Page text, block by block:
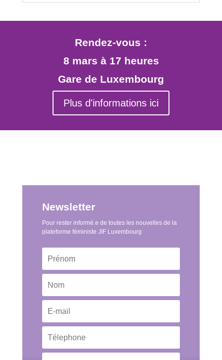
Rendez-vous :
8 mars à 17 heures
Gare de Luxembourg
Plus d'informations ici
Newsletter
Pour rester informé.e de toutes les nouvelles de la
plateforme féministe JIF Luxembourg